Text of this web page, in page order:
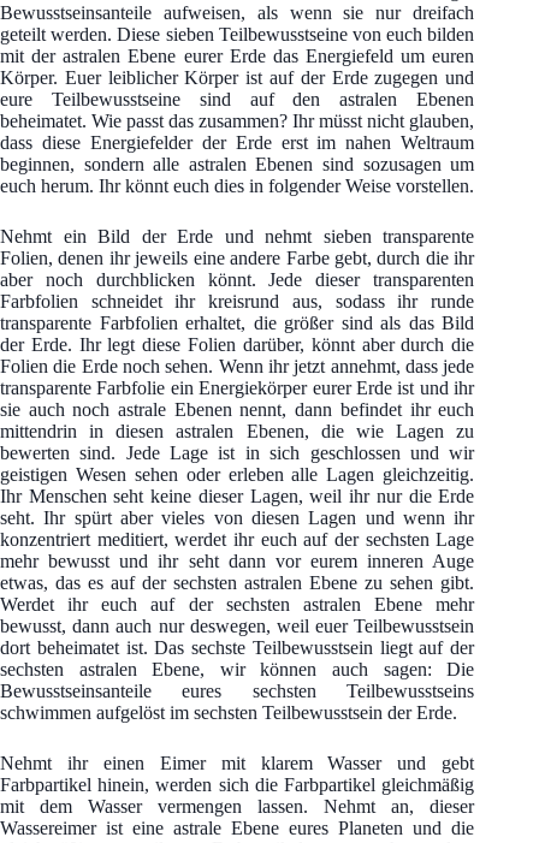
Bewusstseinsanteile aufweisen, als wenn sie nur dreifach
geteilt werden. Diese sieben Teilbewusstseine von euch bilden
mit der astralen Ebene eurer Erde das Energiefeld um euren
Körper. Euer leiblicher Körper ist auf der Erde zugegen und
eure Teilbewusstseine sind auf den astralen Ebenen
beheimatet. Wie passt das zusammen? Ihr müsst nicht glauben,
dass diese Energiefelder der Erde erst im nahen Weltraum
beginnen, sondern alle astralen Ebenen sind sozusagen um
euch herum. Ihr könnt euch dies in folgender Weise vorstellen.
Nehmt ein Bild der Erde und nehmt sieben transparente
Folien, denen ihr jeweils eine andere Farbe gebt, durch die ihr
aber noch durchblicken könnt. Jede dieser transparenten
Farbfolien schneidet ihr kreisrund aus, sodass ihr runde
transparente Farbfolien erhaltet, die größer sind als das Bild
der Erde. Ihr legt diese Folien darüber, könnt aber durch die
Folien die Erde noch sehen. Wenn ihr jetzt annehmt, dass jede
transparente Farbfolie ein Energiekörper eurer Erde ist und ihr
sie auch noch astrale Ebenen nennt, dann befindet ihr euch
mittendrin in diesen astralen Ebenen, die wie Lagen zu
bewerten sind. Jede Lage ist in sich geschlossen und wir
geistigen Wesen sehen oder erleben alle Lagen gleichzeitig.
Ihr Menschen seht keine dieser Lagen, weil ihr nur die Erde
seht. Ihr spürt aber vieles von diesen Lagen und wenn ihr
konzentriert meditiert, werdet ihr euch auf der sechsten Lage
mehr bewusst und ihr seht dann vor eurem inneren Auge
etwas, das es auf der sechsten astralen Ebene zu sehen gibt.
Werdet ihr euch auf der sechsten astralen Ebene mehr
bewusst, dann auch nur deswegen, weil euer Teilbewusstsein
dort beheimatet ist. Das sechste Teilbewusstsein liegt auf der
sechsten astralen Ebene, wir können auch sagen: Die
Bewusstseinsanteile eures sechsten Teilbewusstseins
schwimmen aufgelöst im sechsten Teilbewusstsein der Erde.
Nehmt ihr einen Eimer mit klarem Wasser und gebt
Farbpartikel hinein, werden sich die Farbpartikel gleichmäßig
mit dem Wasser vermengen lassen. Nehmt an, dieser
Wassereimer ist eine astrale Ebene eures Planeten und die